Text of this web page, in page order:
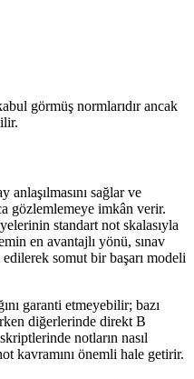
görmüş normlarıdır ancak
sağlar ve
gözlemlemeye imkân verir.
standart not skalasıyla
en avantajlı yönü, sınav
somut bir başarı modeli
garanti etmeyebilir; bazı
diğerlerinde direkt B
notların nasıl
kavramını önemli hale getirir.